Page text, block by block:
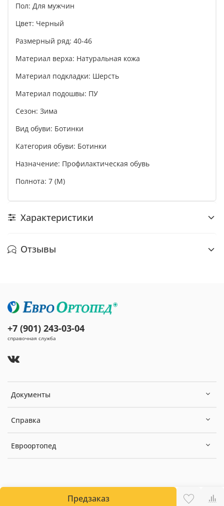
Предзаказ
Пол: Для мужчин
Цвет: Черный
Размерный ряд: 40-46
Материал верха: Натуральная кожа
Материал подкладки: Шерсть
Материал подошвы: ПУ
Сезон: Зима
Вид обуви: Ботинки
Категория обуви: Ботинки
Назначение: Профилактическая обувь
Полнота: 7 (M)
Характеристики
Отзывы
Документы
Справка
Евроортопед
+7 (901) 243-03-04
справочная служба